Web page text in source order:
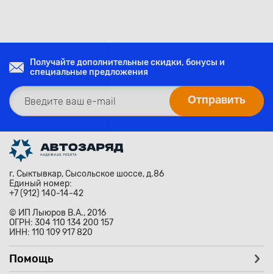
Получайте дополнительные скидки, бонусы и
специальные предложения
г. Сыктывкар, Сысольское шоссе, д.86
Единый номер:
+7 (912) 140-14-42
© ИП Лыюров В.А., 2016
ОГРН: 304 110 134 200 157
ИНН: 110 109 917 820
Помощь